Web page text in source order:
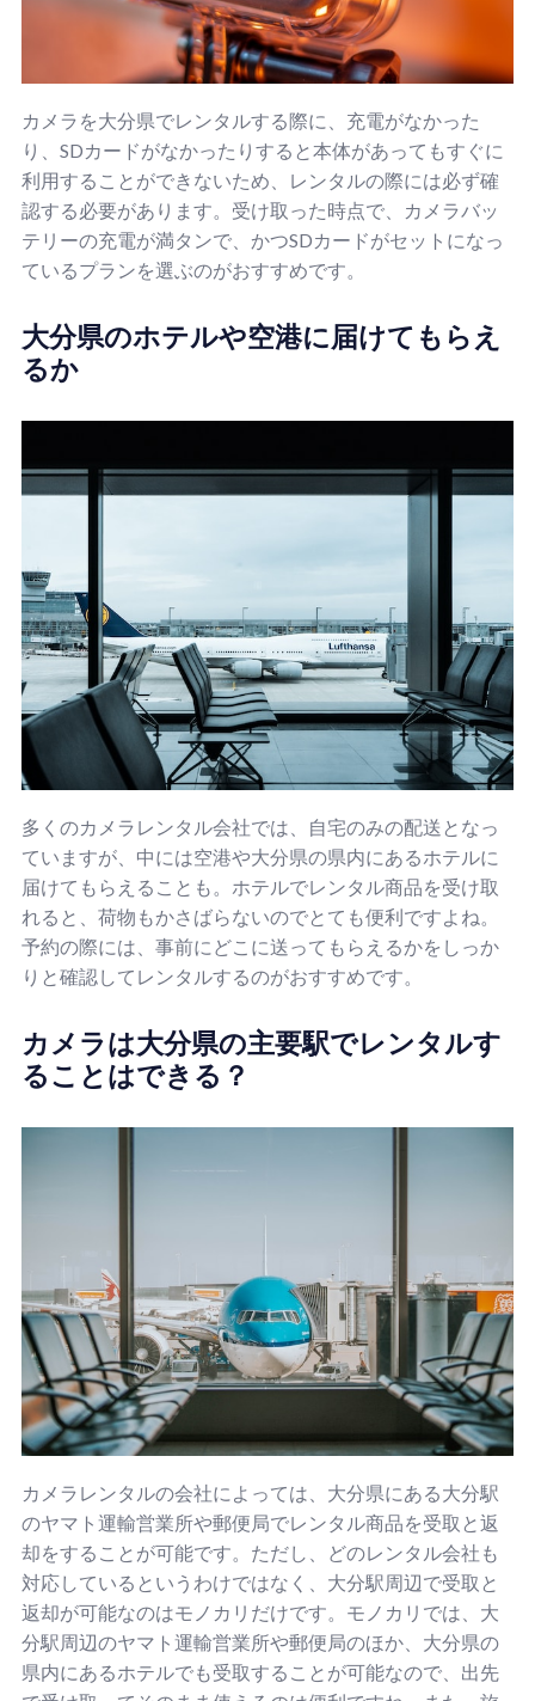
カメラを大分県でレンタルする際に、充電がなかった
り、SDカードがなかったりすると本体があってもすぐに
利用することができないため、レンタルの際には必ず確
認する必要があります。受け取った時点で、カメラバッ
テリーの充電が満タンで、かつSDカードがセットになっ
ているプランを選ぶのがおすすめです。
大分県のホテルや空港に届けてもらえ
るか
多くのカメラレンタル会社では、自宅のみの配送となっ
ていますが、中には空港や大分県の県内にあるホテルに
届けてもらえることも。ホテルでレンタル商品を受け取
れると、荷物もかさばらないのでとても便利ですよね。
予約の際には、事前にどこに送ってもらえるかをしっか
りと確認してレンタルするのがおすすめです。
カメラは大分県の主要駅でレンタルす
ることはできる？
カメラレンタルの会社によっては、大分県にある大分駅
のヤマト運輸営業所や郵便局でレンタル商品を受取と返
却をすることが可能です。ただし、どのレンタル会社も
対応しているというわけではなく、大分駅周辺で受取と
返却が可能なのはモノカリだけです。モノカリでは、大
分駅周辺のヤマト運輸営業所や郵便局のほか、大分県の
県内にあるホテルでも受取することが可能なので、出先